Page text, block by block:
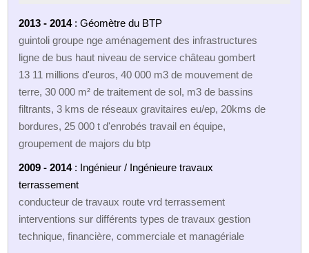
2013 - 2014: Géomètre du BTP
guintoli groupe nge aménagement des infrastructures
ligne de bus haut niveau de service château gombert
13 11 millions d'euros, 40 000 m3 de mouvement de
terre, 30 000 m² de traitement de sol, m3 de bassins
filtrants, 3 kms de réseaux gravitaires eu/ep, 20kms de
bordures, 25 000 t d'enrobés travail en équipe,
groupement de majors du btp
2009 - 2014: Ingénieur / Ingénieure travaux
terrassement
conducteur de travaux route vrd terrassement
interventions sur différents types de travaux gestion
technique, financière, commerciale et managériale